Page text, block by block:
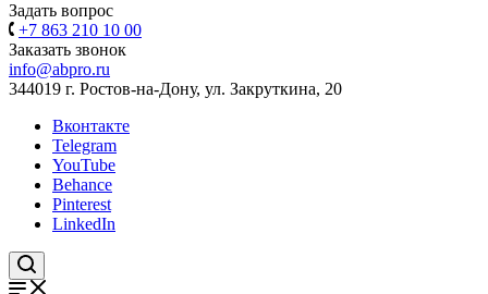
Задать вопрос
+7 863 210 10 00
Заказать звонок
info@abpro.ru
344019 г. Ростов-на-Дону, ул. Закруткина, 20
Вконтакте
Telegram
YouTube
Behance
Pinterest
LinkedIn